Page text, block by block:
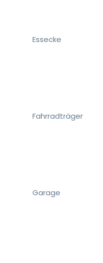
Essecke
Fahrradträger
Garage